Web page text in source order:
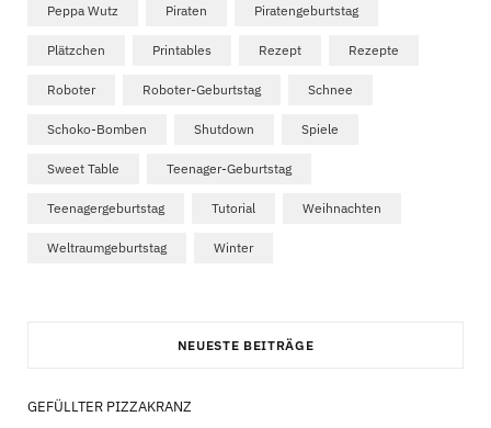
Peppa Wutz Piraten Piratengeburtstag
Plätzchen Printables Rezept Rezepte
Roboter Roboter-Geburtstag Schnee
Schoko-Bomben Shutdown Spiele
Sweet Table Teenager-Geburtstag
Teenagergeburtstag Tutorial Weihnachten
Weltraumgeburtstag Winter
NEUESTE BEITRÄGE
GEFÜLLTER PIZZAKRANZ